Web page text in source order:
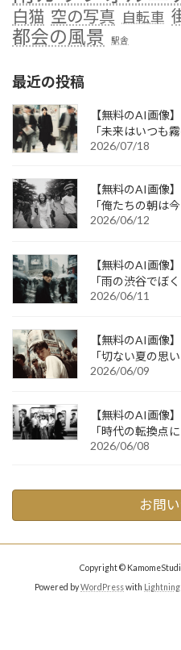
白猫 空の写真 自転車
都会の風景 駅舎
最近の投稿
【無料のAI画像
「未来はいつも霧
2026/07/18
【無料のAI画像
「俺たちの朝は
2026/06/12
【無料のAI画像
「雨の渋谷でぼ
2026/06/11
【無料のAI画像
「切ない夏の思い
2026/06/09
【無料のAI画像
「時代の転換点
2026/06/08
お問
Copyright ©
Powered byWordPresswith